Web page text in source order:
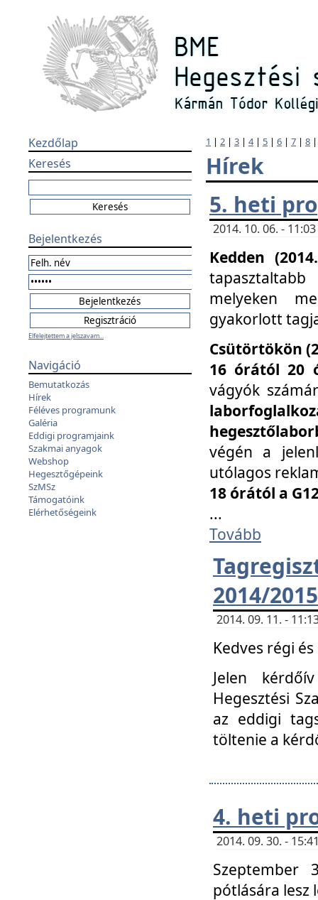
Kezdőlap
Keresés
Bejelentkezés
Elfelejtettem a jelszavam...
Navigáció
Bemutatkozás
Hírek
Féléves programunk
Galéria
Eddigi programjaink
Szakmai anyagok
Webshop
Hegesztőgépeink
SzMSz
Támogatóink
Elérhetőségeink
1 | 2 | 3 | 4| 5 | 6 | 7 | 8
Hírek
5. heti
2014. 10. 06. -
Kedden
melyeken
gyakorlott
Csütörtökön
16 órától 20
vágyók
végén a
utólagos
18 órától a
...
Tovább
2014/
2014. 09. 11. -
Kedves régi
Jelen
Hegesztési
az eddigi
töltenie a
4. heti
2014. 09. 30. -
Szeptember
pótlására lesz